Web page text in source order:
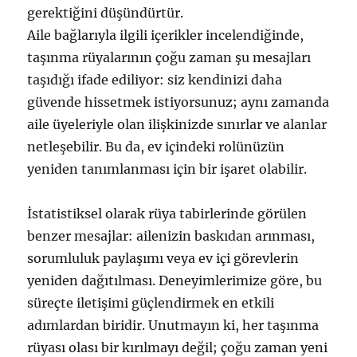
gerektiğini düşündürtür.
Aile bağlarıyla ilgili içerikler incelendiğinde,
taşınma rüyalarının çoğu zaman şu mesajları
taşıdığı ifade ediliyor: siz kendinizi daha
güvende hissetmek istiyorsunuz; aynı zamanda
aile üyeleriyle olan ilişkinizde sınırlar ve alanlar
netleşebilir. Bu da, ev içindeki rolünüzün
yeniden tanımlanması için bir işaret olabilir.
İstatistiksel olarak rüya tabirlerinde görülen
benzer mesajlar: ailenizin baskıdan arınması,
sorumluluk paylaşımı veya ev içi görevlerin
yeniden dağıtılması. Deneyimlerimize göre, bu
süreçte iletişimi güçlendirmek en etkili
adımlardan biridir. Unutmayın ki, her taşınma
rüyası olası bir kırılmayı değil; çoğu zaman yeni